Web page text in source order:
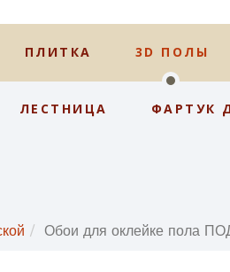
ПЛИТКА 3D ПОЛЫ
ЛЕСТНИЦА ФАРТУК
Обои для оклейке пола